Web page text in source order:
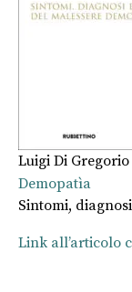
Luigi Di Gregorio
Demopatìa
Sintomi,
Link all’articolo